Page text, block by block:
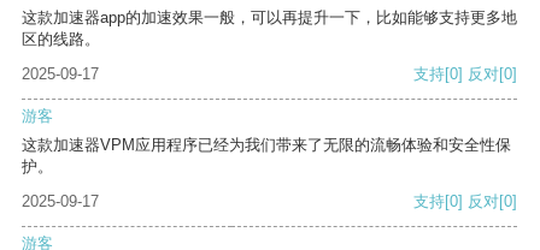
这款加速器app的加速效果一般，可以再提升一下，比如能够支持更多地
区的线路。
2025-09-17
支持[0] 反对[0]
游客
这款加速器VPM应用程序已经为我们带来了无限的流畅体验和安全性保
护。
2025-09-17
支持[0] 反对[0]
游客